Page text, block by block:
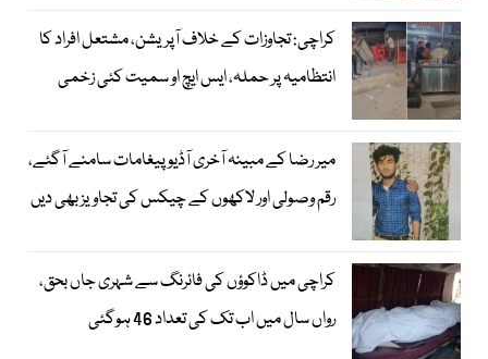
کراچی: تجاوزات کے خلاف آپریشن، مشتعل افراد کا
انتظامیہ پر حملہ، ایس ایچ او سمیت کئی زخمی
میر رضا کے مبینہ آخری آڈیو پیغامات سامنے آگئے،
رقم وصولی اور لاکھوں کے چیکس کی تجاویز بھی دیں
کراچی میں ڈاکوؤں کی فائرنگ سے شہری جاں بحق،
رواں سال میں اب تک کی تعداد 46 ہوگئی